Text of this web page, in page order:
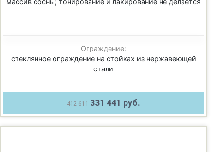
массив сосны; тонирование и лакирование не делается
Ограждение:
стеклянное ограждение на стойках из нержавеющей
стали
412 611331 441 руб.